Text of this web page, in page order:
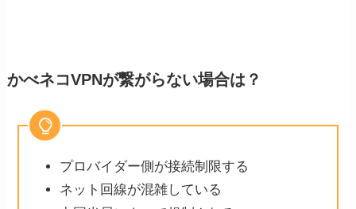
かべネコVPNが繋がらない場合は？
プロバイダー側が接続制限する
ネット回線が混雑している